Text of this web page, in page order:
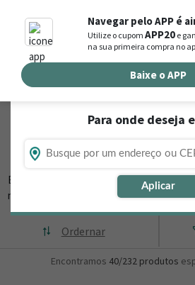
Navegar pelo APP é
Utilize o cupomAPP20 e
na sua primeira compra no
Baixe o APP
Busca de produtos
Buscar por endereço de entrega
Para onde deseja
Aplicar
Flores, Cestas e
PR
Está procurando loja de presente online
navegue na Nova
Ordernar
Encontramos 40/232 produtos